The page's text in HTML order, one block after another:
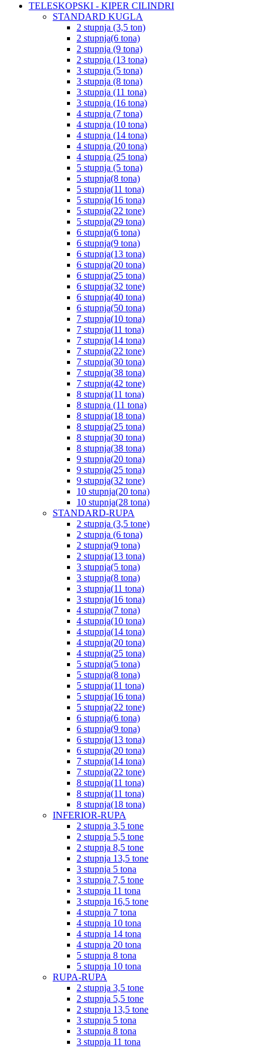
TELESKOPSKI - KIPER CILINDRI
STANDARD KUGLA
2 stupnja (3,5 ton)
2 stupnja(6 tona)
2 stupnja (9 tona)
2 stupnja (13 tona)
3 stupnja (5 tona)
3 stupnja (8 tona)
3 stupnja (11 tona)
3 stupnja (16 tona)
4 stupnja (7 tona)
4 stupnja (10 tona)
4 stupnja (14 tona)
4 stupnja (20 tona)
4 stupnja (25 tona)
5 stupnja (5 tona)
5 stupnja(8 tona)
5 stupnja(11 tona)
5 stupnja(16 tona)
5 stupnja(22 tone)
5 stupnja(29 tona)
6 stupnja(6 tona)
6 stupnja(9 tona)
6 stupnja(13 tona)
6 stupnja(20 tona)
6 stupnja(25 tona)
6 stupnja(32 tone)
6 stupnja(40 tona)
6 stupnja(50 tona)
7 stupnja(10 tona)
7 stupnja(11 tona)
7 stupnja(14 tona)
7 stupnja(22 tone)
7 stupnja(30 tona)
7 stupnja(38 tona)
7 stupnja(42 tone)
8 stupnja(11 tona)
8 stupnja (11 tona)
8 stupnja(18 tona)
8 stupnja(25 tona)
8 stupnja(30 tona)
8 stupnja(38 tona)
9 stupnja(20 tona)
9 stupnja(25 tona)
9 stupnja(32 tone)
10 stupnja(20 tona)
10 stupnja(28 tona)
STANDARD-RUPA
2 stupnja (3,5 tone)
2 stupnja (6 tona)
2 stupnja(9 tona)
2 stupnja(13 tona)
3 stupnja(5 tona)
3 stupnja(8 tona)
3 stupnja(11 tona)
3 stupnja(16 tona)
4 stupnja(7 tona)
4 stupnja(10 tona)
4 stupnja(14 tona)
4 stupnja(20 tona)
4 stupnja(25 tona)
5 stupnja(5 tona)
5 stupnja(8 tona)
5 stupnja(11 tona)
5 stupnja(16 tona)
5 stupnja(22 tone)
6 stupnja(6 tona)
6 stupnja(9 tona)
6 stupnja(13 tona)
6 stupnja(20 tona)
7 stupnja(14 tona)
7 stupnja(22 tone)
8 stupnja(11 tona)
8 stupnja(11 tona)
8 stupnja(18 tona)
INFERIOR-RUPA
2 stupnja 3,5 tone
2 stupnja 5,5 tone
2 stupnja 8,5 tone
2 stupnja 13,5 tone
3 stupnja 5 tona
3 stupnja 7,5 tone
3 stupnja 11 tona
3 stupnja 16,5 tone
4 stupnja 7 tona
4 stupnja 10 tona
4 stupnja 14 tona
4 stupnja 20 tona
5 stupnja 8 tona
5 stupnja 10 tona
RUPA-RUPA
2 stupnja 3,5 tone
2 stupnja 5,5 tone
2 stupnja 13,5 tone
3 stupnja 5 tona
3 stupnja 8 tona
3 stupnja 11 tona